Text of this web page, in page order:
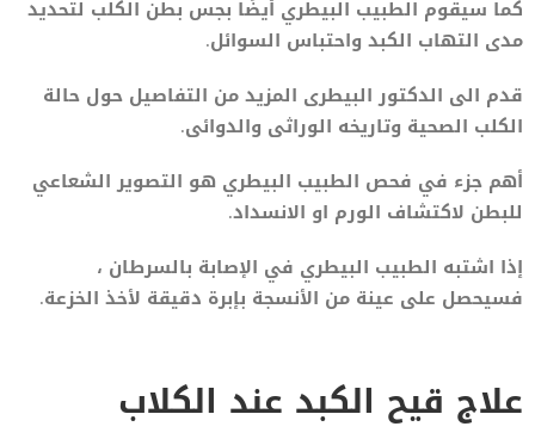
كما سيقوم الطبيب البيطري أيضًا بجس بطن الكلب لتحديد
مدى التهاب الكبد واحتباس السوائل.
قدم الى الدكتور البيطرى المزيد من التفاصيل حول حالة
الكلب الصحية وتاريخه الوراثى والدوائى.
أهم جزء في فحص الطبيب البيطري هو التصوير الشعاعي
للبطن لاكتشاف الورم او الانسداد.
إذا اشتبه الطبيب البيطري في الإصابة بالسرطان ،
فسيحصل على عينة من الأنسجة بإبرة دقيقة لأخذ الخزعة.
علاج قيح الكبد عند الكلاب